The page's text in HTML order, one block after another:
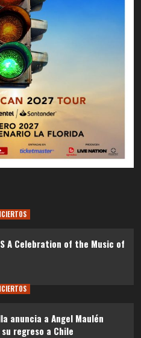
A Celebration of the Music of
anuncia a Angel Maulén
regreso a Chile